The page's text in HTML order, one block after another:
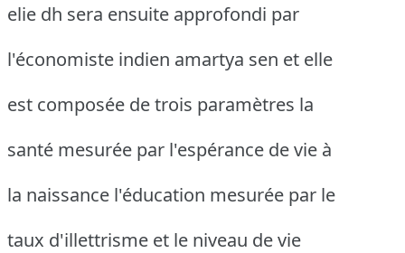
elie dh sera ensuite approfondi par
l'économiste indien amartya sen et elle
est composée de trois paramètres la
santé mesurée par l'espérance de vie à
la naissance l'éducation mesurée par le
taux d'illettrisme et le niveau de vie